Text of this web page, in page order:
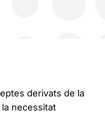
derivats de la
necessitat